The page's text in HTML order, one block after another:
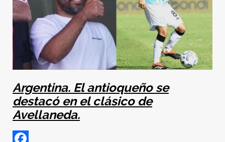
Argentina. El antioqueño se
destacó en el clásico de
Avellaneda.